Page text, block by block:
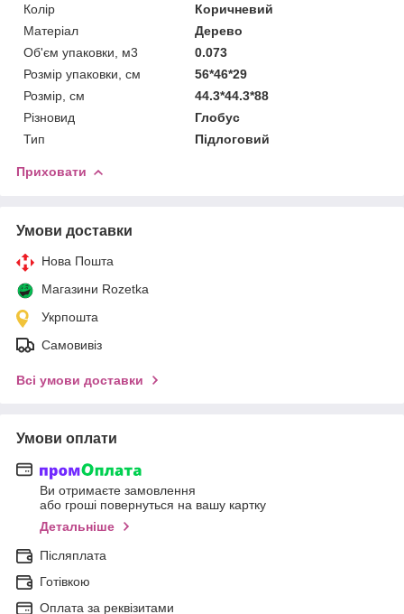
Колір
Коричневий
Матеріал
Дерево
Об'єм упаковки, м3
0.073
Розмір упаковки, см
56*46*29
Розмір, см
44.3*44.3*88
Різновид
Глобус
Тип
Підлоговий
Приховати
Умови доставки
Нова Пошта
Магазини Rozetka
Укрпошта
Самовивіз
Всі умови доставки
Умови оплати
Ви отримаєте замовлення
або гроші повернуться на вашу картку
Детальніше
Післяплата
Готівкою
Оплата за реквізитами